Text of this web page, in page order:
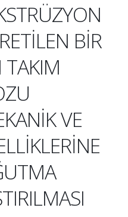
BİR
VE